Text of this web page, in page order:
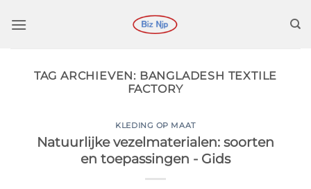
naar
TAG ARCHIEVEN: BANGLADESH TEXTILE
FACTORY
KLEDING OP MAAT
Natuurlijke vezelmaterialen: soorten
en toepassingen - Gids